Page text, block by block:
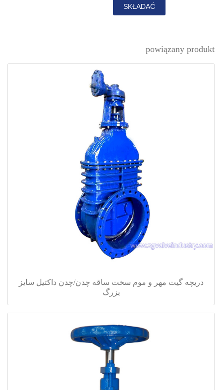
SKŁADAĆ
powiązany produkt
دریچه گیت مهر و موم سخت ساقه چدن/چدن داکتیل سایز
بزرگ